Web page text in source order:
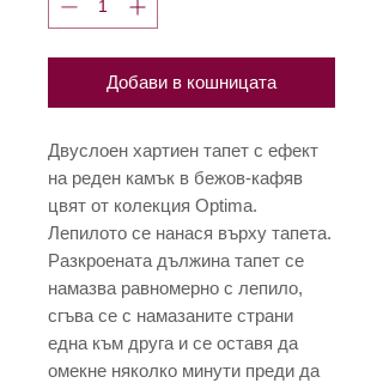
Добави в кошницата
Двуслоен хартиен тапет с ефект
на реден камък в бежов-кафяв
цвят от колекция Optima.
Лепилото се нанася върху тапета.
Разкроената дължина тапет се
намазва равномерно с лепило,
сгъва се с намазаните страни
една към друга и се оставя да
омекне няколко минути преди да